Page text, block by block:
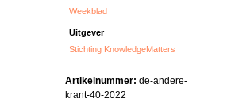
Weekblad
Uitgever
Stichting KnowledgeMatters
Artikelnummer: de-andere-
krant-40-2022